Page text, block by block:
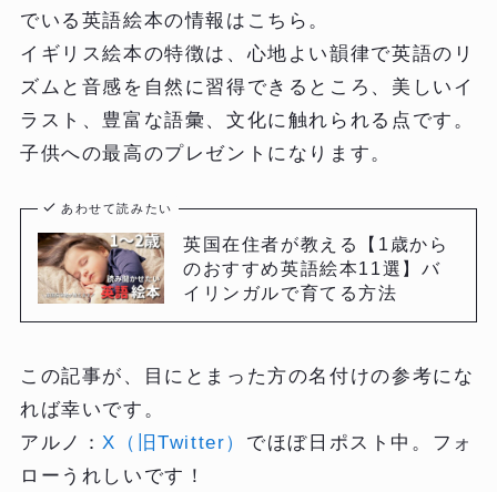
でいる英語絵本の情報はこちら。
イギリス絵本の特徴は、心地よい韻律で英語のリ
ズムと音感を自然に習得できるところ、美しいイ
ラスト、豊富な語彙、文化に触れられる点です。
子供への最高のプレゼントになります。
あわせて読みたい
英国在住者が教える【1歳から
のおすすめ英語絵本11選】バ
イリンガルで育てる方法
この記事が、目にとまった方の名付けの参考にな
れば幸いです。
アルノ：X（旧Twitter） でほぼ日ポスト中。フォ
ローうれしいです！